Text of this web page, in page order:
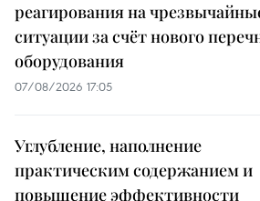
реагирования на
ситуации за счёт нового
оборудования
07/08/2026 17:05
Углубление, наполнение
практическим содержанием и
повышение эффективности